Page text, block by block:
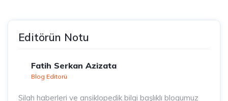
Editörün Notu
Fatih Serkan Azizata
Blog Editorü
Silah haberleri ve ansiklopedik bilgi başlıklı blogumuz